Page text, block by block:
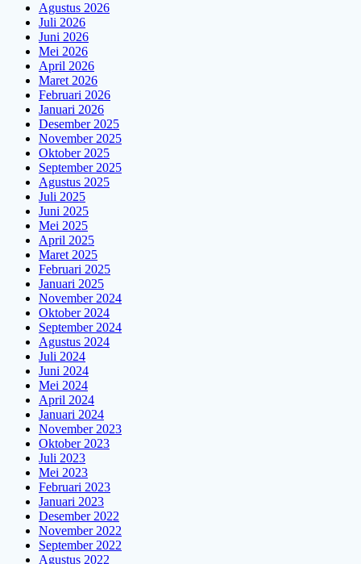
Agustus 2026
Juli 2026
Juni 2026
Mei 2026
April 2026
Maret 2026
Februari 2026
Januari 2026
Desember 2025
November 2025
Oktober 2025
September 2025
Agustus 2025
Juli 2025
Juni 2025
Mei 2025
April 2025
Maret 2025
Februari 2025
Januari 2025
November 2024
Oktober 2024
September 2024
Agustus 2024
Juli 2024
Juni 2024
Mei 2024
April 2024
Januari 2024
November 2023
Oktober 2023
Juli 2023
Mei 2023
Februari 2023
Januari 2023
Desember 2022
November 2022
September 2022
Agustus 2022